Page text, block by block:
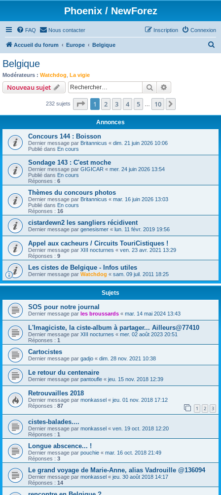
Phoenix / NewForez
FAQ Nous contacter Connexion
Inscription
Accueil du forum Europe Belgique
c
Belgique
Modérateurs : Watchdog La vigie
Nouveau sujet Rechercher
232 sujets Page 1sur10
1 2 3 4 5 10
Annonces
Concours 144 : Boisson
Dernier message par Britannicus « dim. 21 juin 2026 10:06
Publié dans En cours
Sondage 143 : C'est moche
Dernier message par GIGICAR « mer. 24 juin 2026 13:54
Publié dans En cours
Réponses : 6
Thèmes du concours photos
Dernier message par Britannicus « mar. 16 juin 2026 13:03
Publié dans En cours
Réponses : 16
cistardewn2 les sangliers récidivent
Dernier message par genesismer « lun. 11 févr. 2019 19:56
Appel aux cacheurs / Circuits TouriCistiques !
Dernier message par XIII nocturnes « ven. 23 avr. 2021 13:29
Réponses : 9
Les cistes de Belgique - Infos utiles
Dernier message par Watchdog « sam. 09 juil. 2011 18:25
Sujets
SOS pour notre journal
Dernier message par les broussards « mar. 14 mai 2024 13:43
L'Imagiciste, la ciste-album à partager... Ailleurs@77410
Dernier message par XIII nocturnes « mer. 02 août 2023 20:51
Réponses : 1
Cartocistes
Dernier message par gadjo « dim. 28 nov. 2021 10:38
Le retour du centenaire
Dernier message par pantoufle « jeu. 15 nov. 2018 12:39
Retrouvailles 2018
Dernier message par monkassel « jeu. 01 nov. 2018 17:12
Réponses : 87 1 2 3
cistes-balades....
Dernier message par monkassel « ven. 19 oct. 2018 12:20
Réponses : 1
Longue abscence... !
Dernier message par pouchie « mar. 16 oct. 2018 21:49
Réponses : 3
Le grand voyage de Marie-Anne, alias Vadrouille @136094
Dernier message par monkassel « jeu. 30 août 2018 14:17
Réponses : 14